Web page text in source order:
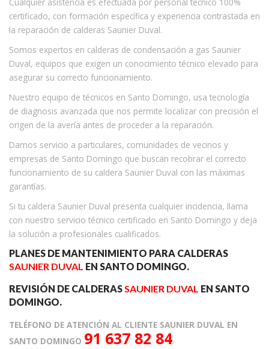
certificado, con formación específica y experiencia contrastada en
la reparación de calderas Saunier Duval.
Somos expertos en calderas de condensación a gas Saunier
Duval, equipos que exigen un conocimiento técnico elevado para
asegurar su correcto funcionamiento.
Nuestro equipo de técnicos en Santo Domingo, usa tecnología
de diagnosis avanzada que nos permite localizar con precisión el
origen de la avería antes de proceder a la reparación.
Damos servicio a particulares, comunidades de vecinos y
empresas de Santo Domingo que buscan recobrar el correcto
funcionamiento de su caldera Saunier Duval con las máximas
garantías.
Si tu caldera Saunier Duval presenta cualquier incidencia, llama
con nuestro servicio técnico certificado en Santo Domingo y deja
la solución a profesionales cualificados.
PLANES DE MANTENIMIENTO PARA CALDERAS
SAUNIER DUVAL EN SANTO DOMINGO.
REVISIÓN DE CALDERASSAUNIER DUVAL EN SANTO
DOMINGO.
TELÉFONO DE ATENCIÓN AL CLIENTE SAUNIER DUVAL EN
SANTO DOMINGO 91 637 82 84.